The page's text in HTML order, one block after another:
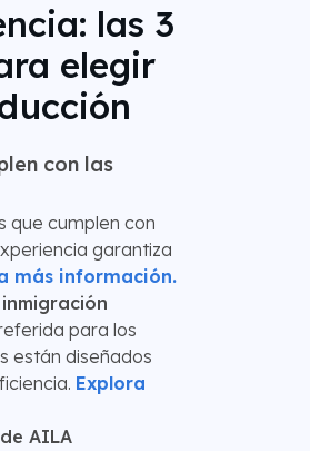
las 3
elegir
con las
que cumplen con
garantiza
más información.
para los
están diseñados
Explora
AILA